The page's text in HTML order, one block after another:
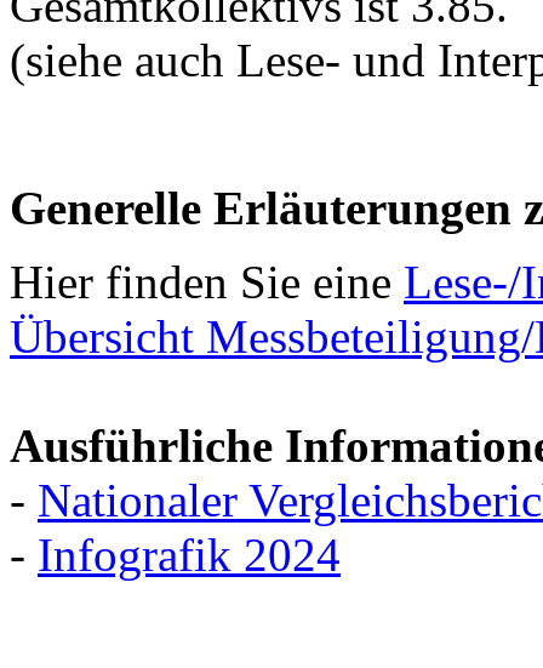
(siehe auch Lese- und
Generelle Erläuterungen
Hier finden Sie eine Lese-/
Übersicht
Ausführliche
- Nationaler
- Infografik 2024